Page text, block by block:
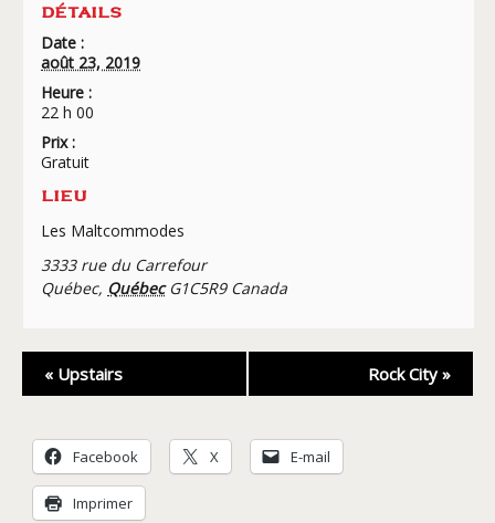
DÉTAILS
Date :
août 23, 2019
Heure :
22 h 00
Prix :
Gratuit
LIEU
Les Maltcommodes
3333 rue du Carrefour
Québec, Québec G1C5R9 Canada
Navigation
Évènement
« Upstairs Rock City»
Facebook X E-mail
Imprimer